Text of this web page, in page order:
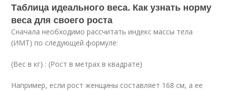
Таблица идеального веса. Как узнать норму
веса для своего роста
Сначала необходимо рассчитать индекс массы тела
(ИМТ) по следующей формуле:
(Вес в кг) : (Рост в метрах в квадрате)
Например, если рост женщины составляет 168 см, а ее